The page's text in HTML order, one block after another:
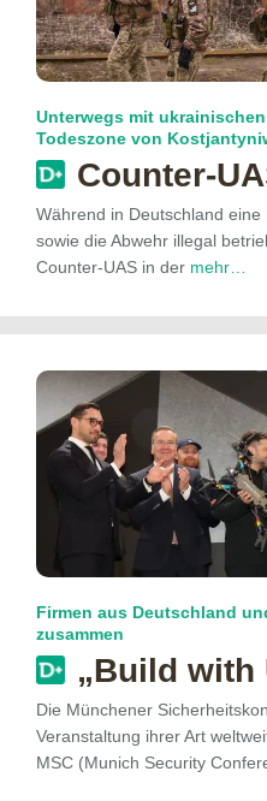
Unterwegs mit
Todeszone von
Counter-
Während in Deutschland
sowie die Abwehr illegal
Counter-UAS in der mehr…
Firmen aus Deutschland
zusammen
„Build with
Die Münchener
Veranstaltung ihrer Art
MSC (Munich Security